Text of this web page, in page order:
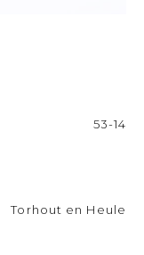
53-14
Torhout en Heule